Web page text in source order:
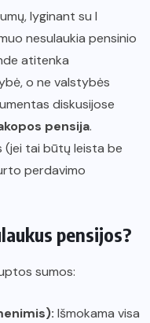
lyginant su I
nesulaukia pensinio
atitenka
o ne valstybės
diskusijose
pensija.
(jei tai būtų leista be
perdavimo
pensijos?
sumos:
Išmokama visa